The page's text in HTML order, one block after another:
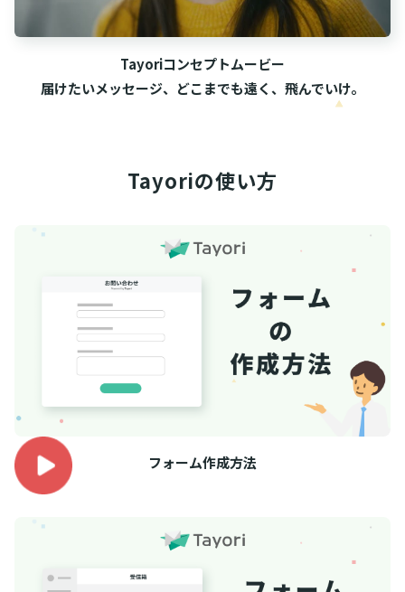
Tayoriコンセプトムービー
届けたいメッセージ、どこまでも遠く、飛んでいけ。
Tayoriの使い方
フォーム作成方法